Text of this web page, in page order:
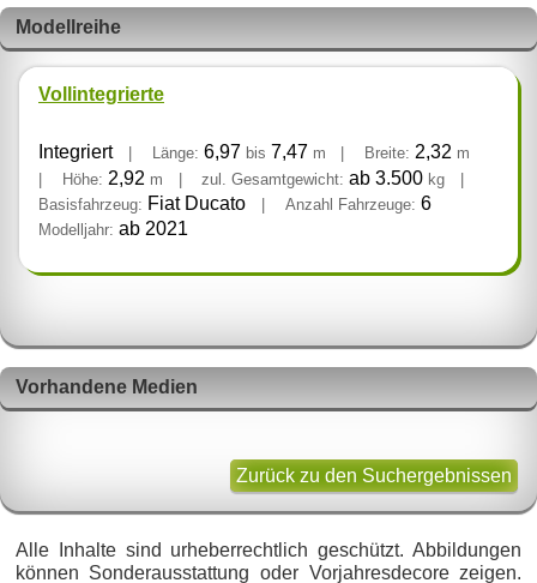
Modellreihe
Vollintegrierte
Integriert Länge: 6,97 bis 7,47 m Breite: 2,32 m
|
Höhe: 2,92 m | zul. Gesamtgewicht: ab 3.500 kg
|
Basisfahrzeug: Fiat Ducato | Anzahl Fahrzeuge: 6
Modelljahr: ab 2021
Vorhandene Medien
Zurück zu den Suchergebnissen
Alle Inhalte sind urheberrechtlich geschützt. Abbildungen
können Sonderausstattung oder Vorjahresdecore zeigen.